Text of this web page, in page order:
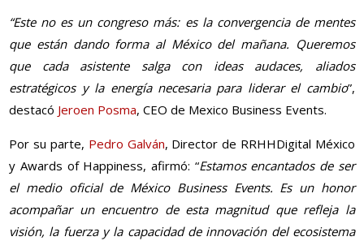
“Este no es un congreso más: es la convergencia de mentes
que están dando forma al México del mañana. Queremos
que cada asistente salga con ideas audaces, aliados
estratégicos y la energía necesaria para liderar el cambio”,
destacó Jeroen Posma, CEO de Mexico Business Events.
Por su parte, Pedro Galván, Director de RRHHDigital México
y Awards of Happiness, afirmó: “Estamos encantados de ser
el medio oficial de México Business Events. Es un honor
acompañar un encuentro de esta magnitud que refleja la
visión, la fuerza y la capacidad de innovación del ecosistema